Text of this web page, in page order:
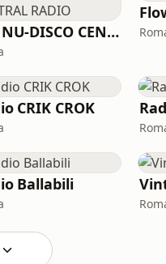
100 NU-DISCO CENTRAL RADIO
CRIK CROK
Ballabili